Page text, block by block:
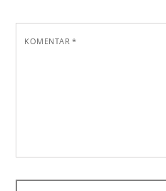
KOMENTAR*